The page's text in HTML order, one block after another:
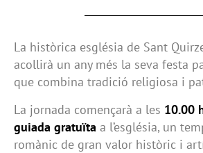
La històrica església de Sant
acollirà un any més la seva festa
que combina tradició religiosa i
La jornada començarà a les 10.00
guiada gratuïta a l’església, un
romànic de gran valor històric i